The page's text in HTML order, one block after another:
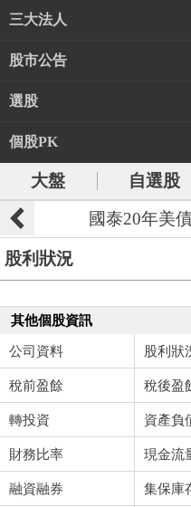
三大法人
股市公告
選股
個股PK
大盤 自選股
國泰20年美
股利狀況
其他個股資訊
公司資料 股利狀
稅前盈餘 稅後盈
轉投資 資產負
財務比率 現金流
融資融券 集保庫